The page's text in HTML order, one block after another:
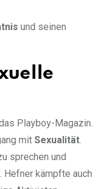
und seinen
Playboy-Magazin.
mit Sexualität.
sprechen und
Hefner kämpfte auch